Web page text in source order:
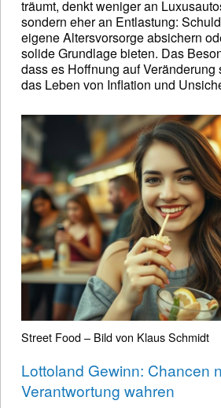
träumt, denkt weniger an
sondern eher an Entlastung:
eigene Altersvorsorge absichern
solide Grundlage bieten. Das
dass es Hoffnung auf Veränderung
das Leben von Inflation und
Street Food – Bild von Klaus Schmidt
Lottoland Gewinn: Chancen
Verantwortung wahren